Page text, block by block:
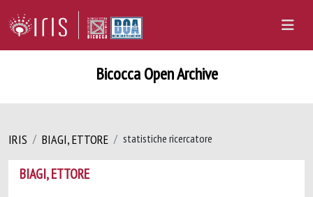
Bicocca Open Archive
IRIS BIAGI, ETTORE statistiche ricercatore
BIAGI, ETTORE